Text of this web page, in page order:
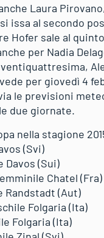
Laura
issa al secondo
Hofer sale al
per Nadia
per giovedì 4
le previsioni
due giornate.
nella stagione
(Svi)
Davos (Sui)
Chatel (Fra)
Randstadt (Aut)
Folgaria (Ita)
Folgaria (Ita)